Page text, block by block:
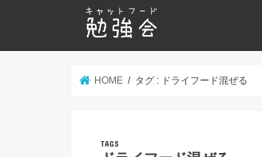
HOME タグ : ドライフード混ぜる